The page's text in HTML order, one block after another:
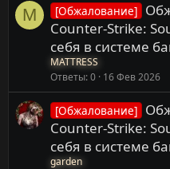
M [Обжалование]
Counter-Strike:
себя в системе
MATTRESS
Ответы 0 16 Фев 2026
[Обжалование]
Counter-Strike:
себя в системе
garden